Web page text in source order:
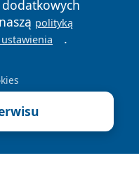
polityką
.
Polityka
Cookies